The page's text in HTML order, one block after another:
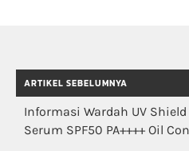
ARTIKEL SEBELUMNYA
Informasi Wardah UV
Serum SPF50 PA++++ Oil